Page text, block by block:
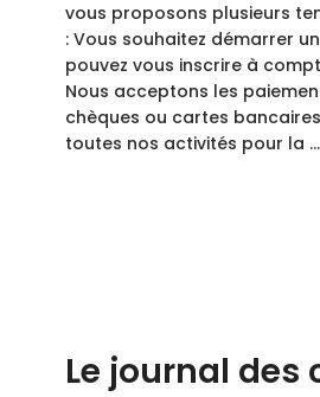
vous proposons plusieurs
: Vous souhaitez démarrer
pouvez vous inscrire à
Nous acceptons les
chèques ou cartes
toutes nos activités pour la …
Le journal des